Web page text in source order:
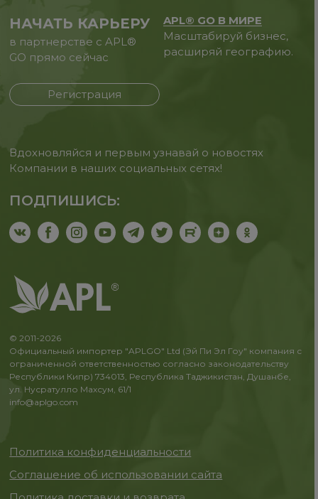
НАЧАТЬ КАРЬЕРУ
в партнерстве с APL®
GO прямо сейчас
Регистрация
APL® GO В МИРЕ
Масштабируй бизнес,
расширяй географию.
Вдохновляйся и первым узнавай о новостях
Компании в наших социальных сетях!
ПОДПИШИСЬ:
© 2011-2026
Официальный импортер "APLGO" Ltd (Эй Пи Эл Гоу" компания с
ограниченной ответственностью согласно законодательству
Республики Кипр) 734013, Республика Таджикистан, Душанбе,
ул. Нусратулло Махсум, 61/1
info@aplgo.com
Политика конфиденциальности
Соглашение об использовании сайта